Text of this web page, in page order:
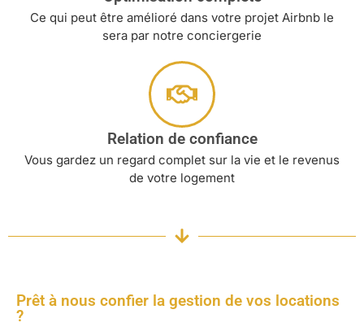
Ce qui peut être amélioré dans votre projet Airbnb le
sera par notre conciergerie
Relation de confiance
Vous gardez un regard complet sur la vie et le revenus
de votre logement
Prêt à nous confier la gestion de vos locations
?